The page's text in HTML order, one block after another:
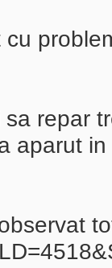
repar
aparut